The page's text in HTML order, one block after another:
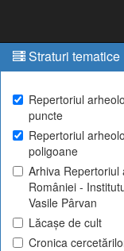
Straturi tematice
Repertoriul
puncte
Repertoriul
poligoane
Arhiva Repertoriul
României -
Vasile Pârvan
Lăcașe de cult
Cronica